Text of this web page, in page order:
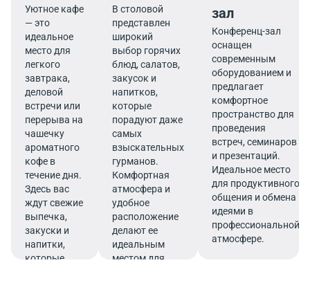
Уютное кафе
— это
идеальное
место для
легкого
завтрака,
деловой
встречи или
перерыва на
чашечку
ароматного
кофе в
течение дня.
Здесь вас
ждут свежие
выпечка,
закуски и
напитки,
которые
В столовой
представлен
широкий
выбор горячих
блюд, салатов,
закусок и
напитков,
которые
порадуют даже
самых
взыскательных
гурманов.
Комфортная
атмосфера и
удобное
расположение
делают ее
идеальным
местом для
зал
Конференц-зал
оснащен
современным
оборудованием и
предлагает
комфортное
пространство для
проведения
встреч, семинаров
и презентаций.
Идеальное место
для продуктивного
общения и обмена
идеями в
профессиональной
атмосфере.